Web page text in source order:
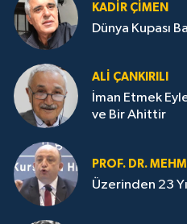
KADIR ÇIMEN
Dünya Kupası
ALI ÇANKIRILI
İman Etmek
ve Bir Ahittir
PROF. DR.
Üzerinden 23